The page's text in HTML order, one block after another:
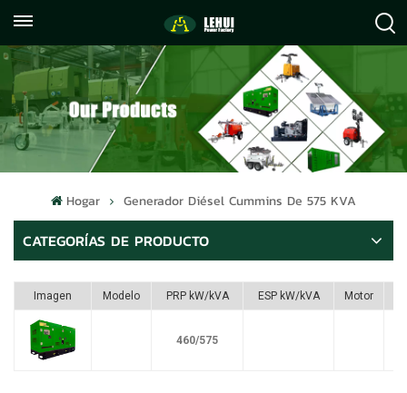
059122071372
info@lehuipowerfactory.com
Hogar Generador Diésel Cummins De 575 KVA
CATEGORÍAS DE PRODUCTO
Imagen Modelo PRP kW/kVA ESP kW/kVA Motor
460/575